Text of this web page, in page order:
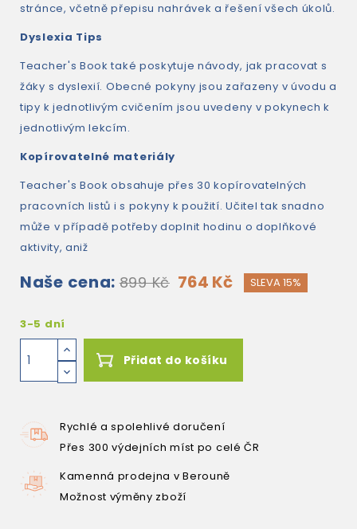
stránce, včetně přepisu nahrávek a řešení všech úkolů.
Dyslexia Tips
Teacher's Book také poskytuje návody, jak pracovat s
žáky s dyslexií. Obecné pokyny jsou zařazeny v úvodu a
tipy k jednotlivým cvičením jsou uvedeny v pokynech k
jednotlivým lekcím.
Kopírovatelné materiály
Teacher's Book obsahuje přes 30 kopírovatelných
pracovních listů i s pokyny k použití. Učitel tak snadno
může v případě potřeby doplnit hodinu o doplňkové
aktivity, aniž
Naše cena: 899 Kč 764 Kč SLEVA 15%
3-5 dní
Přidat do košíku
Rychlé a spolehlivé doručení
Přes 300 výdejních míst po celé ČR
Kamenná prodejna v Berouně
Možnost výměny zboží